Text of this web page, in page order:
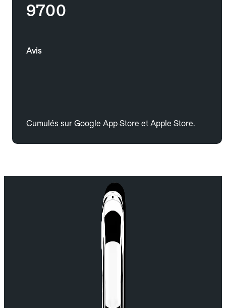
9700
Avis
Cumulés sur Google App Store et Apple Store.